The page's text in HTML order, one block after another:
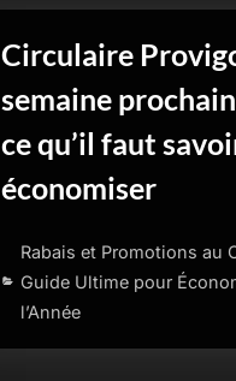
Circulaire
semaine
ce qu’il faut
économiser
Rabais et Promotions au
Guide Ultime pour
l’Année